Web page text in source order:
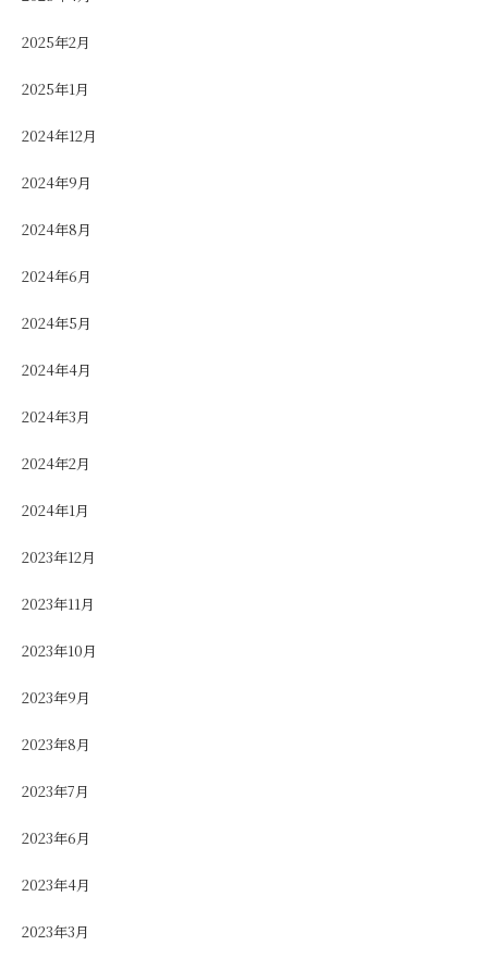
2025年2月
2025年1月
2024年12月
2024年9月
2024年8月
2024年6月
2024年5月
2024年4月
2024年3月
2024年2月
2024年1月
2023年12月
2023年11月
2023年10月
2023年9月
2023年8月
2023年7月
2023年6月
2023年4月
2023年3月